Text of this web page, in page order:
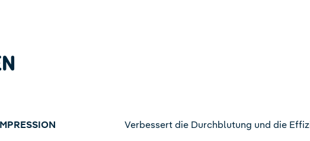
Verbessert die Durchblutung und die